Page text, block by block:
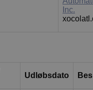
Inc.
Udløbsdato